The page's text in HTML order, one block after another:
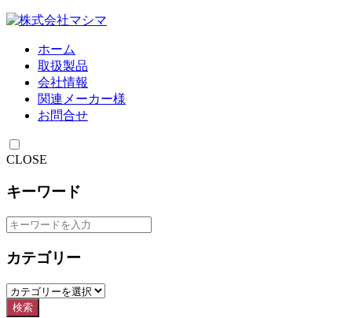
ホーム
取扱製品
会社情報
関連メーカー様
お問合せ
CLOSE
キーワード
カテゴリー
検索